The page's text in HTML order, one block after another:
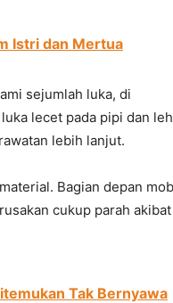
Istri dan Mertua
sejumlah luka, di
lecet pada pipi dan
lebih lanjut.
Bagian depan
cukup parah akibat
Tak Bernyawa